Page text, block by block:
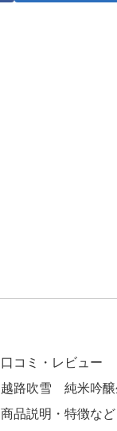
口コミ・レビュー
越路吹雪 純米吟
商品説明・特徴など